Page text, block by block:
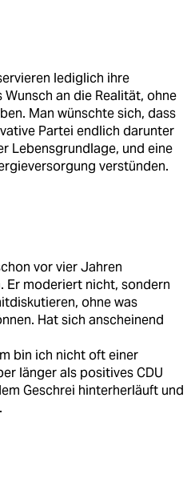
lediglich ihre
an die Realität, ohne
Man wünschte sich, dass
Partei endlich darunter
Lebensgrundlage, und eine
verstünden.
vor vier Jahren
Er moderiert nicht, sondern
ohne was
Hat sich anscheinend
bin ich nicht oft einer
länger als positives CDU
Geschrei hinterherläuft und